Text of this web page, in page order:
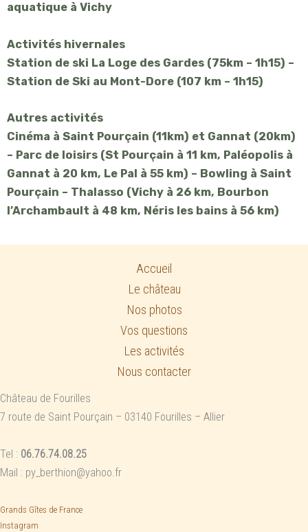
aquatique à Vichy
Activités hivernales
Station de ski La Loge des Gardes (75km – 1h15) –
Station de Ski au Mont-Dore (107 km – 1h15)
Autres activités
Cinéma à Saint Pourçain (11km) et Gannat (20km)
– Parc de loisirs (St Pourçain à 11 km, Paléopolis à
Gannat à 20 km, Le Pal à 55 km) – Bowling à Saint
Pourçain – Thalasso (Vichy à 26 km, Bourbon
l’Archambault à 48 km, Néris les bains à 56 km)
Accueil
Le château
Nos photos
Vos questions
Les activités
Nous contacter
Château de Fourilles
7 route de Saint Pourçain – 03140 Fourilles – Allier
Tel : 06.76.74.08.25
Mail : py_berthion@yahoo.fr
Grands Gîtes de France
Instagram